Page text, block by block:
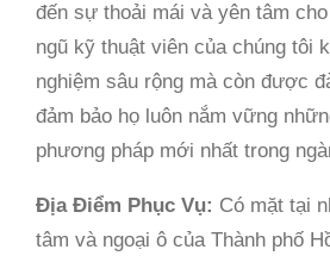
đến sự thoải mái và yên tâm
ngũ kỹ thuật viên của chúng tôi
nghiệm sâu rộng mà còn được
đảm bảo họ luôn nắm vững
phương pháp mới nhất trong
Địa Điểm Phục Vụ: Có mặt tại
tâm và ngoại ô của Thành phố